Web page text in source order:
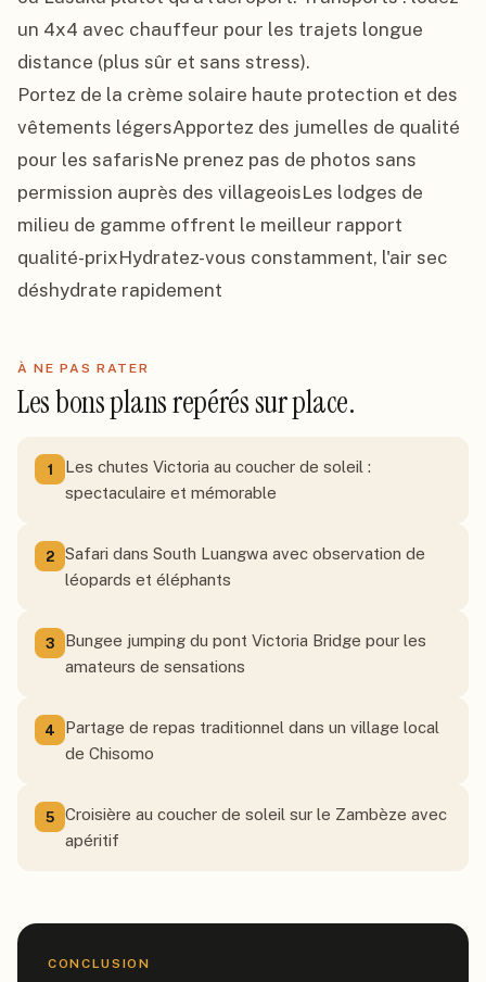
un 4x4 avec chauffeur pour les trajets longue
distance (plus sûr et sans stress).
Portez de la crème solaire haute protection et des
vêtements légersApportez des jumelles de qualité
pour les safarisNe prenez pas de photos sans
permission auprès des villageoisLes lodges de
milieu de gamme offrent le meilleur rapport
qualité-prixHydratez-vous constamment, l'air sec
déshydrate rapidement
À NE PAS RATER
Les bons plans repérés sur place.
1
Les chutes Victoria au coucher de soleil :
spectaculaire et mémorable
2
Safari dans South Luangwa avec observation de
léopards et éléphants
3
Bungee jumping du pont Victoria Bridge pour les
amateurs de sensations
4
Partage de repas traditionnel dans un village local
de Chisomo
5
Croisière au coucher de soleil sur le Zambèze avec
apéritif
CONCLUSION